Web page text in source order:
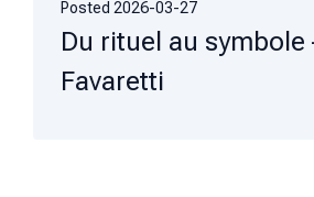
Posted 2026-03-27
Du rituel au symbole
Favaretti